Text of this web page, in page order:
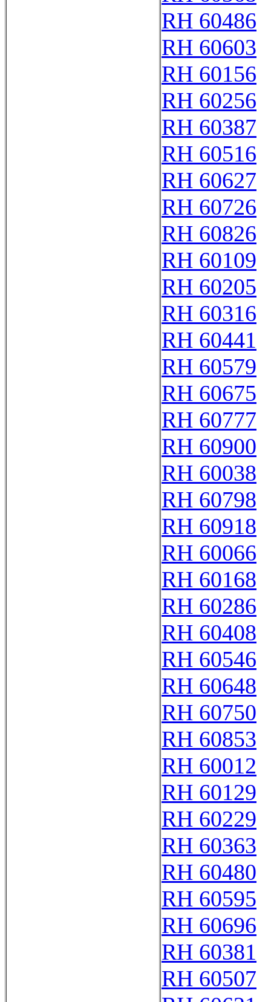
RH 60486
RH 60603
RH 60156
RH 60256
RH 60387
RH 60516
RH 60627
RH 60726
RH 60826
RH 60109
RH 60205
RH 60316
RH 60441
RH 60579
RH 60675
RH 60777
RH 60900
RH 60038
RH 60798
RH 60918
RH 60066
RH 60168
RH 60286
RH 60408
RH 60546
RH 60648
RH 60750
RH 60853
RH 60012
RH 60129
RH 60229
RH 60363
RH 60480
RH 60595
RH 60696
RH 60381
RH 60507